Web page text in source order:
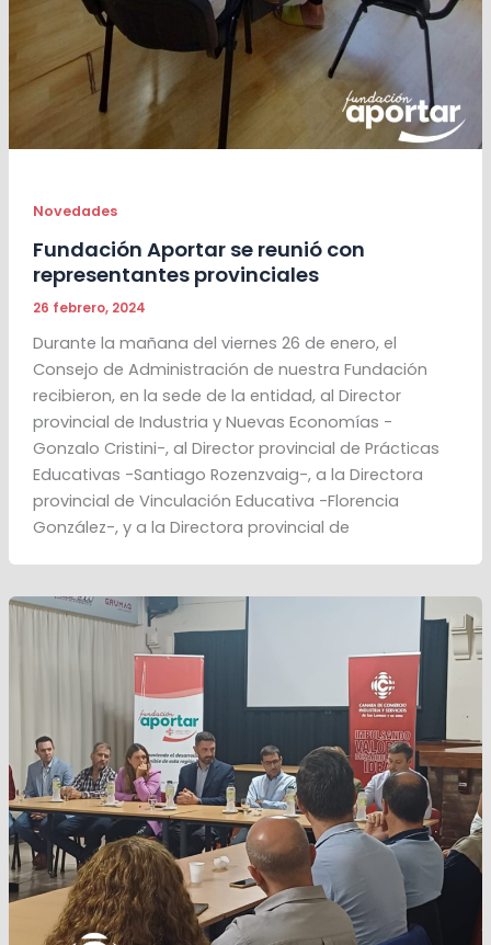
Novedades
Fundación Aportar se reunió con
representantes provinciales
26 febrero, 2024
Durante la mañana del viernes 26 de enero, el
Consejo de Administración de nuestra Fundación
recibieron, en la sede de la entidad, al Director
provincial de Industria y Nuevas Economías -
Gonzalo Cristini-, al Director provincial de Prácticas
Educativas -Santiago Rozenzvaig-, a la Directora
provincial de Vinculación Educativa -Florencia
González-, y a la Directora provincial de